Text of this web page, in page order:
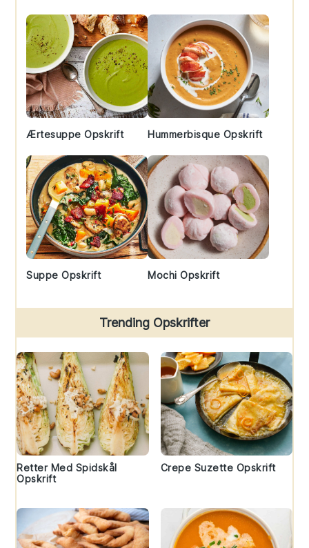
Ærtesuppe Opskrift Hummerbisque Opskrift
Suppe Opskrift Mochi Opskrift
Trending Opskrifter
Retter Med Spidskål
Opskrift
Crepe Suzette Opskrift